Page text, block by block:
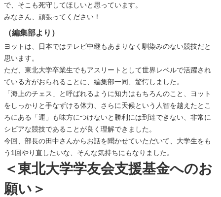
で、そこも死守してほしいと思っています。
みなさん、頑張ってください！
（編集部より）
ヨットは、日本ではテレビ中継もあまりなく馴染みのない競技だと
思います。
ただ、東北大学卒業生でもアスリートとして世界レベルで活躍され
ている方がおられることに、編集部一同、驚愕しました。
「海上のチェス」と呼ばれるように知力はもちろんのこと、ヨット
をしっかりと手なずける体力、さらに天候という人智を越えたとこ
ろにある「運」も味方につけないと勝利には到達できない、非常に
シビアな競技であることが良く理解できました。
今回、部長の田中さんからお話を聞かせていただいて、大学生をも
う1回やり直したいな、そんな気持ちにもなりました。
＜ 東北大学学友会支援基金へのお
願い ＞